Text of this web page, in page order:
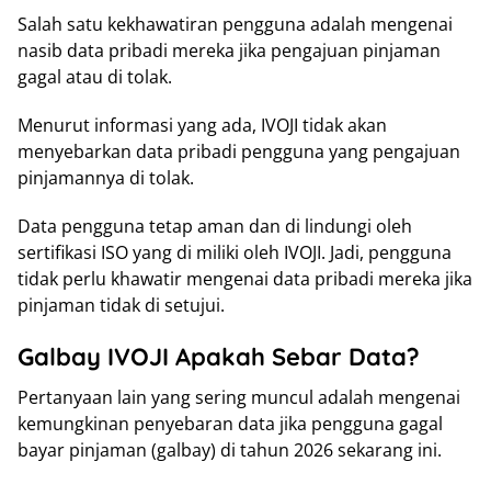
Salah satu kekhawatiran pengguna adalah mengenai
nasib data pribadi mereka jika pengajuan pinjaman
gagal atau di tolak.
Menurut informasi yang ada, IVOJI tidak akan
menyebarkan data pribadi pengguna yang pengajuan
pinjamannya di tolak.
Data pengguna tetap aman dan di lindungi oleh
sertifikasi ISO yang di miliki oleh IVOJI. Jadi, pengguna
tidak perlu khawatir mengenai data pribadi mereka jika
pinjaman tidak di setujui.
Galbay IVOJI Apakah Sebar Data?
Pertanyaan lain yang sering muncul adalah mengenai
kemungkinan penyebaran data jika pengguna gagal
bayar pinjaman (galbay) di tahun 2026 sekarang ini.